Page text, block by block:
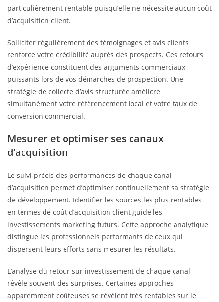
particulièrement rentable puisqu’elle ne nécessite aucun coût
d’acquisition client.
Solliciter régulièrement des témoignages et avis clients
renforce votre crédibilité auprès des prospects. Ces retours
d’expérience constituent des arguments commerciaux
puissants lors de vos démarches de prospection. Une
stratégie de collecte d’avis structurée améliore
simultanément votre référencement local et votre taux de
conversion commercial.
Mesurer et optimiser ses canaux
d’acquisition
Le suivi précis des performances de chaque canal
d’acquisition permet d’optimiser continuellement sa stratégie
de développement. Identifier les sources les plus rentables
en termes de coût d’acquisition client guide les
investissements marketing futurs. Cette approche analytique
distingue les professionnels performants de ceux qui
dispersent leurs efforts sans mesurer les résultats.
L’analyse du retour sur investissement de chaque canal
révèle souvent des surprises. Certaines approches
apparemment coûteuses se révèlent très rentables sur le